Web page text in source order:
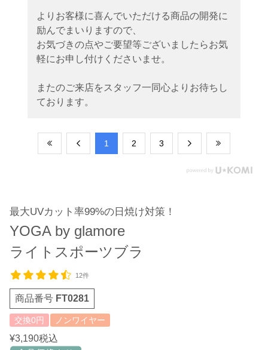
よりお客様に喜んでいただける商品の開発に
励んでまいりますので、
お気づきの点やご要望等ございましたらお気
軽にお申し付けくださいませ。
またのご来店をスタッフ一同心よりお待ちし
ております。
​1 ​2 ​3
最大UVカット率99%の日焼け対策！
YOGA by glamore
ライトスポーツブラ
12件
商品番号 FT0281
交換0円 ノンワイヤー
¥3,190税込